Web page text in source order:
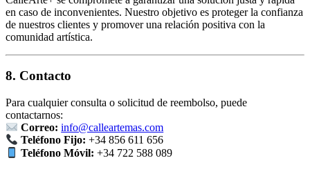
en caso de inconvenientes. Nuestro objetivo es proteger la confianza
de nuestros clientes y promover una relación positiva con la
comunidad artística.
8. Contacto
Para cualquier consulta o solicitud de reembolso, puede
contactarnos:
Correo: info@calleartemas.com
Teléfono Fijo: +34 856 611 656
Teléfono Móvil: +34 722 588 089